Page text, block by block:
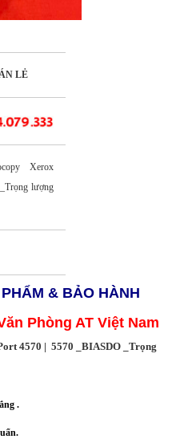
LẺ
Xerox
lượng
& BẢO HÀNH
Phòng AT Việt Nam
4570 | 5570 _BIASDO _Trọng
.